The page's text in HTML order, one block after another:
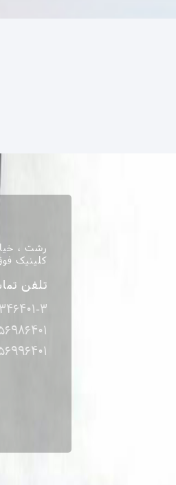
رشت ،
کلینیک
تلفن
3